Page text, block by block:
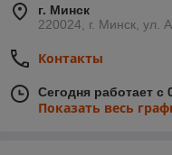
г. Минск
220024, г. Минск, ул.
Контакты
Сегодня работает с
Показать весь